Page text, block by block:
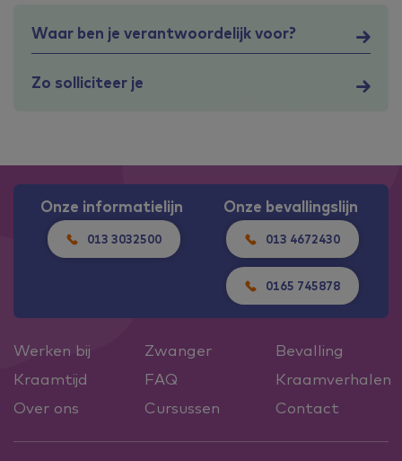
Waar ben je verantwoordelijk voor?
Zo solliciteer je
Onze informatielijn
013 3032500
Onze bevallingslijn
013 4672430
0165 745878
Werken bij Zwanger
Bevalling
Kraamtijd
FAQ
Kraamverhalen
Over ons
Cursussen Contact